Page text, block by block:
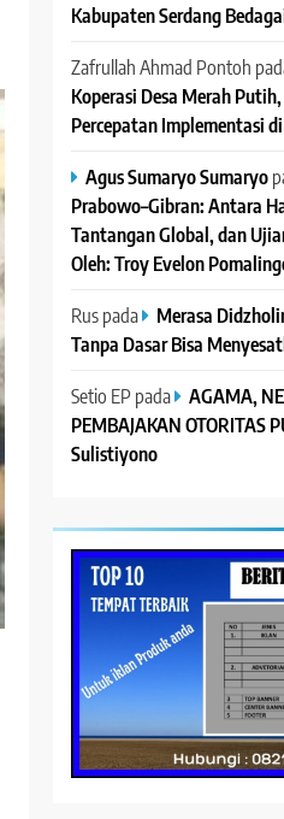
Kabupaten Serdang
Zafrullah Ahmad Pontoh
Koperasi Desa Merah
Percepatan Implementasi
Agus Sumaryo Sumaryo
Prabowo–Gibran: Antara
Tantangan Global, dan
Oleh: Troy Evelon
Ruspada
Merasa
Tanpa Dasar Bisa
Setio EP pada AGAMA,
PEMBAJAKAN OTORITAS
Sulistiyono